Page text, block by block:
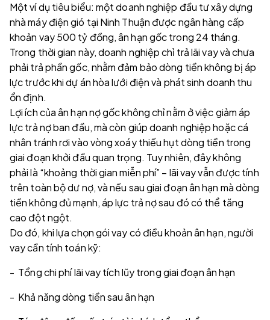
Một ví dụ tiêu biểu: một doanh nghiệp đầu tư xây dựng
nhà máy điện gió tại Ninh Thuận được ngân hàng cấp
khoản vay 500 tỷ đồng, ân hạn gốc trong 24 tháng.
Trong thời gian này, doanh nghiệp chỉ trả lãi vay và chưa
phải trả phần gốc, nhằm đảm bảo dòng tiền không bị áp
lực trước khi dự án hòa lưới điện và phát sinh doanh thu
ổn định.
Lợi ích của ân hạn nợ gốc không chỉ nằm ở việc giảm áp
lực trả nợ ban đầu, mà còn giúp doanh nghiệp hoặc cá
nhân tránh rơi vào vòng xoáy thiếu hụt dòng tiền trong
giai đoạn khởi đầu quan trọng. Tuy nhiên, đây không
phải là “khoảng thời gian miễn phí” – lãi vay vẫn được tính
trên toàn bộ dư nợ, và nếu sau giai đoạn ân hạn mà dòng
tiền không đủ mạnh, áp lực trả nợ sau đó có thể tăng
cao đột ngột.
Do đó, khi lựa chọn gói vay có điều khoản ân hạn, người
vay cần tính toán kỹ:
- Tổng chi phí lãi vay tích lũy trong giai đoạn ân hạn
- Khả năng dòng tiền sau ân hạn